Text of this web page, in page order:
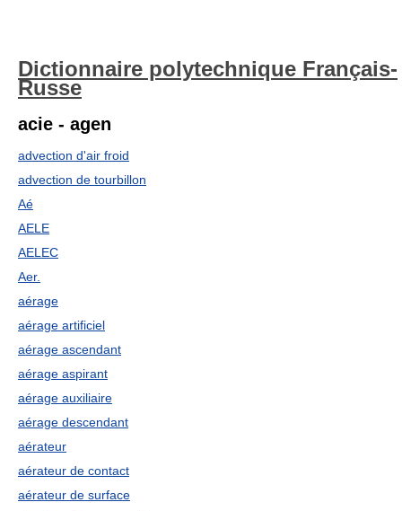
Dictionnaire polytechnique Français-
Russe
acie - agen
advection d'air froid
advection de tourbillon
Aé
AELE
AELEC
Aer.
aérage
aérage artificiel
aérage ascendant
aérage aspirant
aérage auxiliaire
aérage descendant
aérateur
aérateur de contact
aérateur de surface